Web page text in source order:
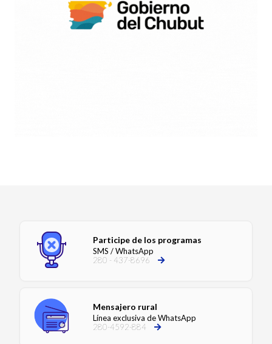
Participe de los programas
SMS / WhatsApp
280 - 437-8696
Mensajero rural
Línea exclusiva de WhatsApp
280-4592-884